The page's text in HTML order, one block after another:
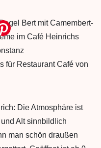
Die Atmosphäre ist
Alt sinnbildlich
man schön draußen